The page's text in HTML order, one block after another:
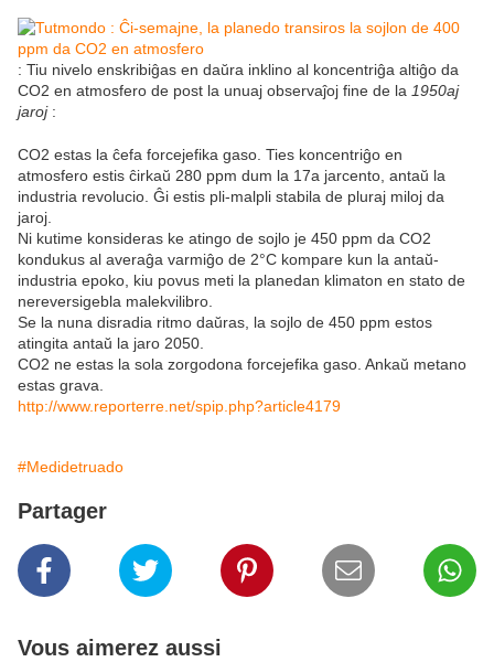
: Tiu nivelo enskribiĝas en daŭra inklino al koncentriĝa altiĝo da
CO2 en atmosfero de post la unuaj observaĵoj fine de la 1950aj
jaroj:
CO2 estas la ĉefa forcejefika gaso. Ties koncentriĝo en
atmosfero estis ĉirkaŭ 280 ppm dum la 17a jarcento, antaŭ la
industria revolucio. Ĝi estis pli-malpli stabila de pluraj miloj da
jaroj.
Ni kutime konsideras ke atingo de sojlo je 450 ppm da CO2
kondukus al averaĝa varmiĝo de 2°C kompare kun la antaŭ-
industria epoko, kiu povus meti la planedan klimaton en stato de
nereversigebla malekvilibro.
Se la nuna disradia ritmo daŭras, la sojlo de 450 ppm estos
atingita antaŭ la jaro 2050.
CO2 ne estas la sola zorgodona forcejefika gaso. Ankaŭ metano
estas grava.
http://www.reporterre.net/spip.php?article4179
#Medidetruado
Partager
Vous aimerez aussi